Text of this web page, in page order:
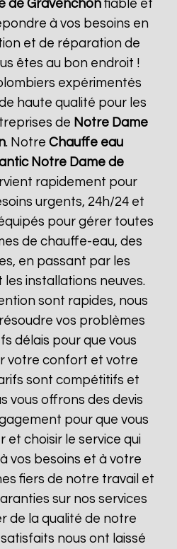
de Gravenchon fiable et
à vos besoins en
et de réparation de
êtes au bon endroit !
expérimentés
haute qualité pour les
de Notre Dame
. NotreChauffe eau
Notre Dame de
rapidement pour
urgents, 24h/24 et
pour gérer toutes
de chauffe-eau, des
en passant par les
installations neuves.
sont rapides, nous
vos problèmes
délais pour que vous
votre confort et votre
sont compétitifs et
vous offrons des devis
pour que vous
et choisir le service qui
vos besoins et à votre
fiers de notre travail et
sur nos services
de la qualité de notre
nous ont laissé